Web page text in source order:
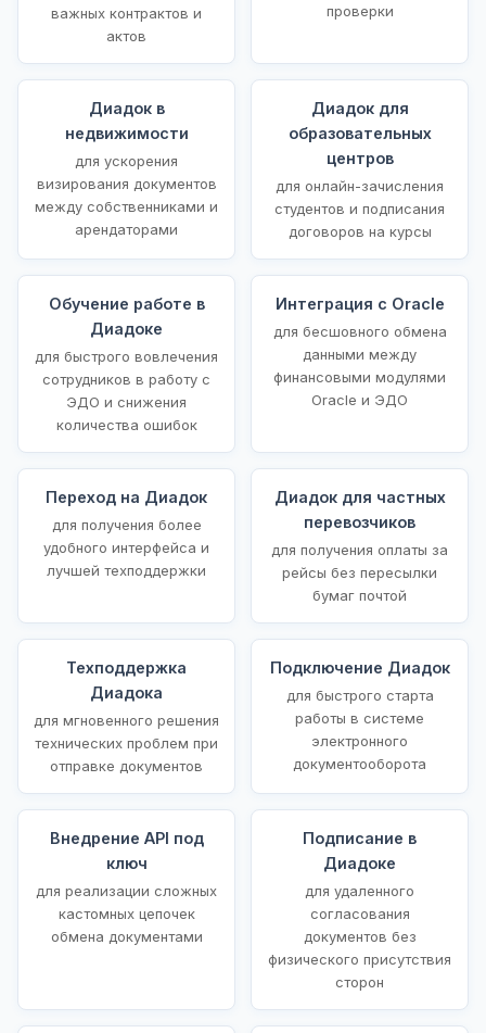
важных контрактов и
актов
проверки
Диадок в
недвижимости
для ускорения
визирования документов
между собственниками и
арендаторами
Диадок для
образовательных
центров
для онлайн-зачисления
студентов и подписания
договоров на курсы
Обучение работе в
Диадоке
для быстрого вовлечения
сотрудников в работу с
ЭДО и снижения
количества ошибок
Интеграция с Oracle
для бесшовного обмена
данными между
финансовыми модулями
Oracle и ЭДО
Переход на Диадок
для получения более
удобного интерфейса и
лучшей техподдержки
Диадок для частных
перевозчиков
для получения оплаты за
рейсы без пересылки
бумаг почтой
Техподдержка
Диадока
для мгновенного решения
технических проблем при
отправке документов
Подключение Диадок
для быстрого старта
работы в системе
электронного
документооборота
Внедрение API под
ключ
для реализации сложных
кастомных цепочек
обмена документами
Подписание в
Диадоке
для удаленного
согласования
документов без
физического присутствия
сторон